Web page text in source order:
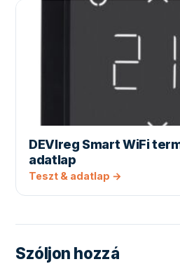
DEVIreg Smart WiFi
adatlap
Teszt & adatlap →
Szóljon hozzá